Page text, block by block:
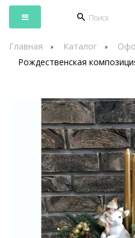
Главная Каталог
Рождественская